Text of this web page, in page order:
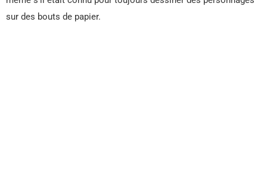
sur des bouts de papier.